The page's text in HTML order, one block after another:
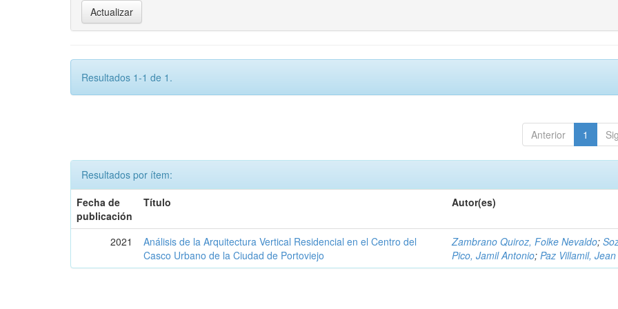
Resultados 1-1 de 1.
Anterior 1
Resultados por ítem:
Fecha de
publicación
Título Autor(es)
2021
Análisis de la Arquitectura Vertical Residencial en el Centro del
Casco Urbano de la Ciudad de Portoviejo
Zambrano Quiroz, Folke Nevaldo;
Pico, Jamil Antonio;Paz Villamil,